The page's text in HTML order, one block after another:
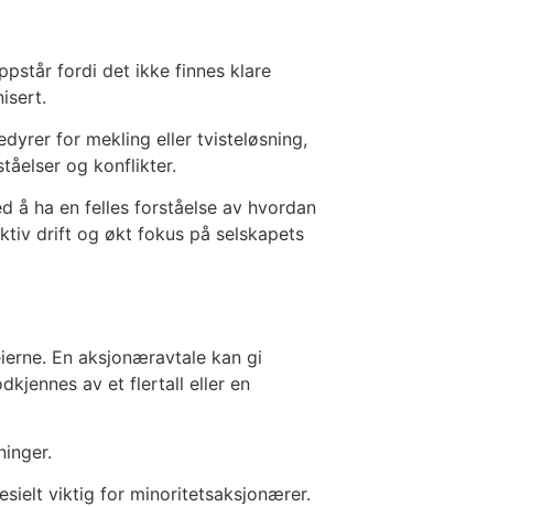
fordi det ikke finnes klare
for mekling eller tvisteløsning,
og konflikter.
å ha en felles forståelse av hvordan
drift og økt fokus på selskapets
En aksjonæravtale kan gi
av et flertall eller en
viktig for minoritetsaksjonærer.